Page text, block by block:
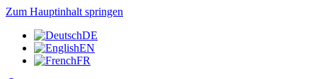
Zum Hauptinhalt springen
DE
EN
FR